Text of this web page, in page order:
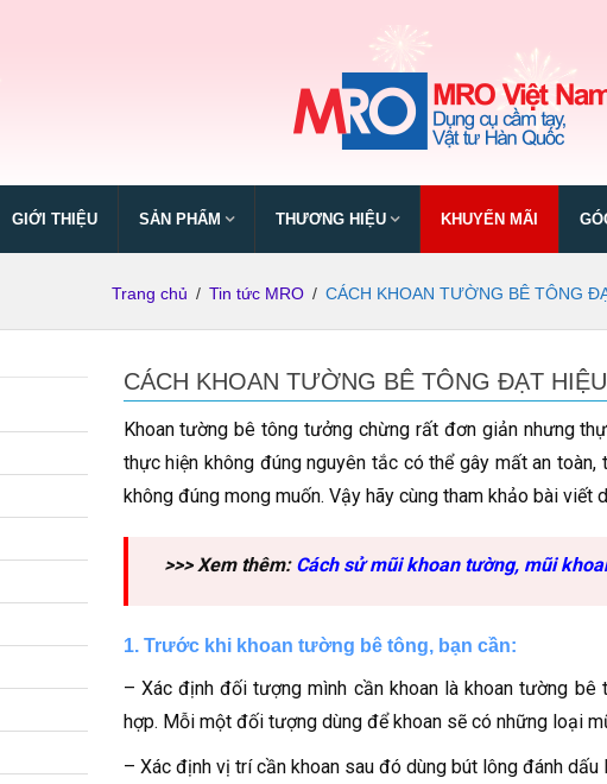
GIỚI THIỆU SẢN PHẨM THƯƠNG HIỆU KHUYẾN MÃI
Trang chủ / Tin tức MRO / CÁCH KHOAN TƯỜNG BÊ TÔNG
CÁCH KHOAN TƯỜNG BÊ TÔNG ĐẠT
Khoan tường bê tông tưởng chừng rất đơn giản nhưng
thực hiện không đúng nguyên tắc có thể gây mất an
không đúng mong muốn. Vậy hãy cùng tham khảo bài
>>> Xem thêm: Cách sử mũi khoan tường, mũi
1. Trước khi khoan tường bê tông, bạn cần:
– Xác định đối tượng mình cần khoan là khoan tường
hợp. Mỗi một đối tượng dùng để khoan sẽ có những loại
– Xác định vị trí cần khoan sau đó dùng bút lông đánh dấu